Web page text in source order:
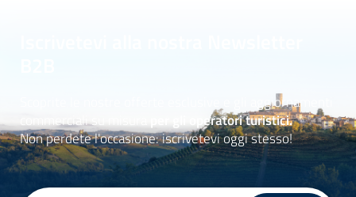
Scoprite le nostre offerte esclusive e gli aggiornamenti
commerciali su misura
per gli operatori turistici.
Non perdete l'occasione: iscrivetevi oggi stesso!